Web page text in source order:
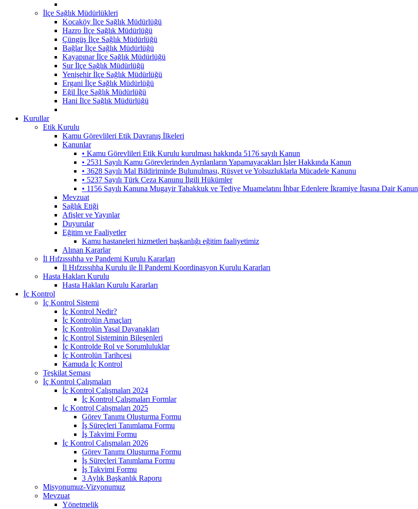
İlçe Sağlık Müdürlükleri
Kocaköy İlçe Sağlık Müdürlüğü
Hazro İlçe Sağlık Müdürlüğü
Çüngüş İlçe Sağlık Müdürlüğü
Bağlar İlçe Sağlık Müdürlüğü
Kayapınar İlçe Sağlık Müdürlüğü
Sur İlçe Sağlık Müdürlüğü
Yenişehir İlçe Sağlık Müdürlüğü
Ergani İlçe Sağlık Müdürlüğü
Eğil İlçe Sağlık Müdürlüğü
Hani İlçe Sağlık Müdürlüğü
Kurullar
Etik Kurulu
Kamu Görevlileri Etik Davranış İlkeleri
Kanunlar
• Kamu Görevlileri Etik Kurulu kurulması hakkında 5176 sayılı Kanun
• 2531 Sayılı Kamu Görevlerinden Ayrılanların Yapamayacakları İşler Hakkında Kanun
• 3628 Sayılı Mal Bildiriminde Bulunulması, Rüşvet ve Yolsuzluklarla Mücadele Kanunu
• 5237 Sayılı Türk Ceza Kanunu İlgili Hükümler
• 1156 Sayılı Kanuna Mugayir Tahakkuk ve Tediye Muamelatını İhbar Edenlere İkramiye İtasına Dair Kanun
Mevzuat
Sağlık Etiği
Afişler ve Yayınlar
Duyurular
Eğitim ve Faaliyetler
Kamu hastaneleri hizmetleri başkanlığı eğitim faaliyetimiz
Alınan Kararlar
İl Hıfzıssıhha ve Pandemi Kurulu Kararları
İl Hıfzıssıhha Kurulu ile İl Pandemi Koordinasyon Kurulu Kararları
Hasta Hakları Kurulu
Hasta Hakları Kurulu Kararları
İç Kontrol
İç Kontrol Sistemi
İç Kontrol Nedir?
İç Kontrolün Amaçları
İç Kontrolün Yasal Dayanakları
İç Kontrol Sisteminin Bileşenleri
İç Kontrolde Rol ve Sorumluluklar
İç Kontrolün Tarihçesi
Kamuda İç Kontrol
Teşkilat Şeması
İç Kontrol Çalışmaları
İç Kontrol Çalışmaları 2024
İç Kontrol Çalışmaları Formlar
İç Kontrol Çalışmaları 2025
Görev Tanımı Oluşturma Formu
İş Süreçleri Tanımlama Formu
İş Takvimi Formu
İç Kontrol Çalışmaları 2026
Görev Tanımı Oluşturma Formu
İş Süreçleri Tanımlama Formu
İş Takvimi Formu
3 Aylık Başkanlık Raporu
Misyonumuz-Vizyonumuz
Mevzuat
Yönetmelik